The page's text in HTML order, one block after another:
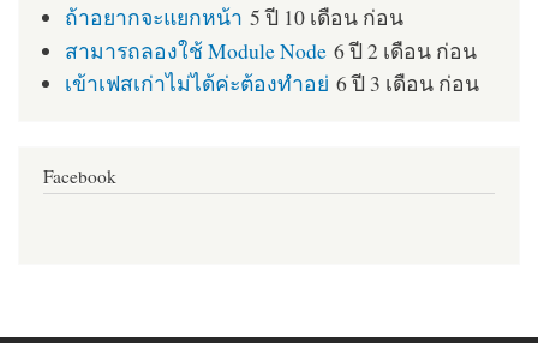
ถ้าอยากจะแยกหน้า 5 ปี 10 เดือน ก่อน
สามารถลองใช้ Module Node 6 ปี 2 เดือน ก่อน
เข้าเฟสเก่าไม่ได้ค่ะต้องทำอย่ 6 ปี 3 เดือน ก่อน
Facebook